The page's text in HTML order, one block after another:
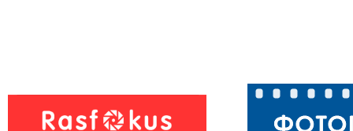
Я ворона,я
ворона....
Ворона